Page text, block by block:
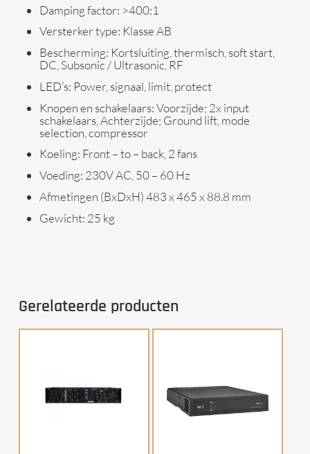
Damping factor: >400:1
Versterker type: Klasse AB
Bescherming: Kortsluiting, thermisch, soft start,
DC, Subsonic / Ultrasonic, RF
LED’s: Power, signaal, limit, protect
Knopen en schakelaars: Voorzijde; 2x input
schakelaars, Achterzijde; Ground lift, mode
selection, compressor
Koeling: Front – to – back, 2 fans
Voeding: 230V AC, 50 – 60 Hz
Afmetingen (BxDxH) 483 x 465 x 88.8 mm
Gewicht: 25 kg
Gerelateerde producten